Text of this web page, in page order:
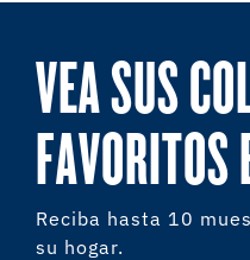
VEA SUS
Reciba hasta 10
su hogar.